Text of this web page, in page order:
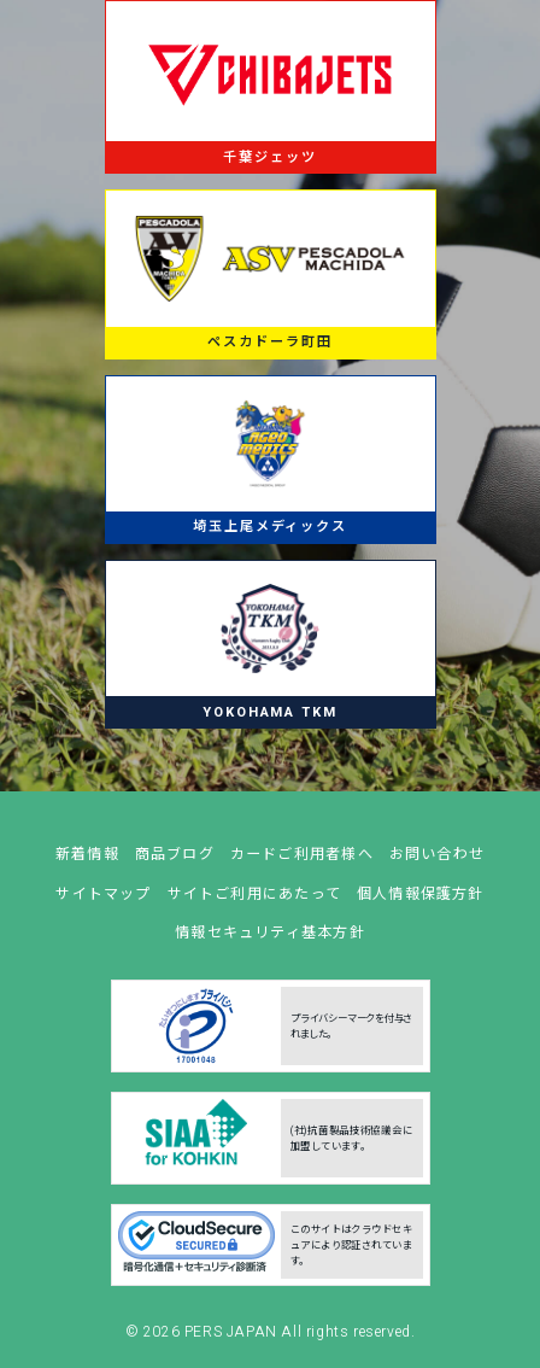
千葉ジェッツ
ペスカドーラ町田
埼玉上尾メディックス
YOKOHAMA TKM
新着情報 商品ブログ カードご利用者様へ
お問い合わせ
サイトマップ
サイトご利用にあたって
個人情報保護方針
情報セキュリティ基本方針
プライバシーマークを付与さ
れました。
(社)抗菌製品技術協議会に
加盟しています。
このサイトはクラウドセキ
ュアにより認証されていま
す。
© 2026 PERS JAPANAll rights reserved.